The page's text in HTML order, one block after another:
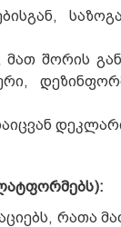
შორის
რათა